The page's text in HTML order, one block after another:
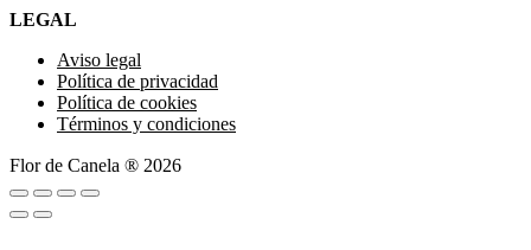
LEGAL
Aviso legal
Política de privacidad
Política de cookies
Términos y condiciones
Flor de Canela ® 2026